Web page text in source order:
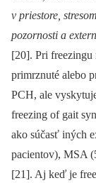
v priestore,
pozornosti a
[20]. Pri freezingu
primrznuté alebo
PCH, ale
freezing of gait
ako súčasť iných
pacientov), MSA
[21]. Aj keď je